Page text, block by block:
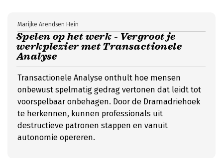
Spelen op het werk - Vergroot je
werkplezier met Transactionele
Analyse
Marijke Arendsen Hein
Transactionele Analyse onthult hoe mensen
onbewust spelmatig gedrag vertonen dat leidt tot
voorspelbaar onbehagen. Door de Dramadriehoek
te herkennen, kunnen professionals uit
destructieve patronen stappen en vanuit
autonomie opereren.